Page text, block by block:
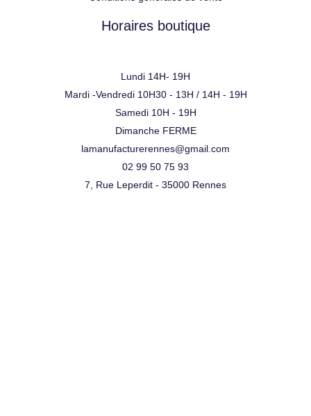
Horaires boutique
Lundi 14H- 19H
Mardi -Vendredi 10H30 - 13H / 14H - 19H
Samedi 10H - 19H
Dimanche FERME
lamanufacturerennes@gmail.com
02 99 50 75 93
7, Rue Leperdit - 35000 Rennes